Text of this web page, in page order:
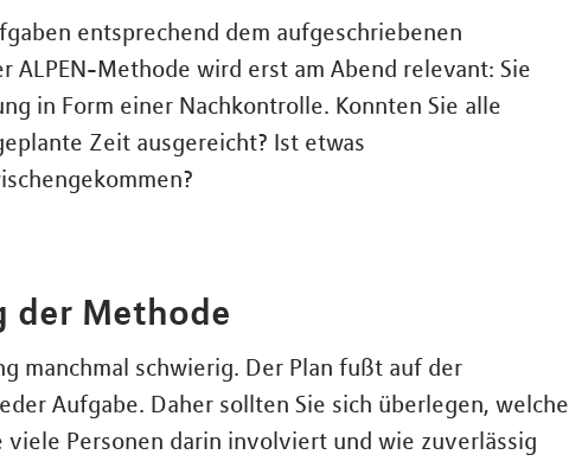
entsprechend dem aufgeschriebenen
ALPEN-Methode wird erst am Abend relevant: Sie
in Form einer Nachkontrolle. Konnten Sie alle
Zeit ausgereicht? Ist etwas
der Methode
manchmal schwierig. Der Plan fußt auf der
Aufgabe. Daher sollten Sie sich überlegen, welche
Personen darin involviert und wie zuverlässig